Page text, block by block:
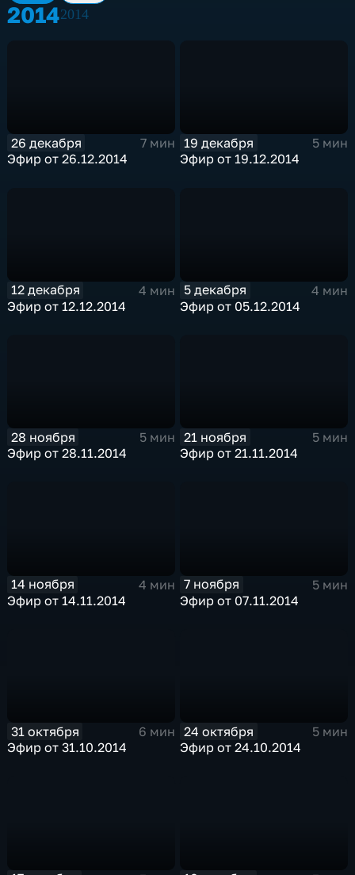
20142014
26 декабря
7 мин
Эфир от 26.12.2014
19 декабря
5 мин
Эфир от 19.12.2014
12 декабря
4 мин
Эфир от 12.12.2014
5 декабря
4 мин
Эфир от 05.12.2014
28 ноября
5 мин
Эфир от 28.11.2014
21 ноября
5 мин
Эфир от 21.11.2014
14 ноября
4 мин
Эфир от 14.11.2014
7 ноября
5 мин
Эфир от 07.11.2014
31 октября
6 мин
Эфир от 31.10.2014
24 октября
5 мин
Эфир от 24.10.2014